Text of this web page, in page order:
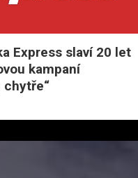
Express slaví 20 let
kampaní
chytře“